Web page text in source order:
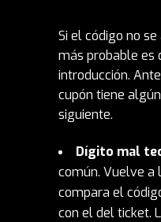
Si el código no
más probable es
introducción.
cupón tiene
siguiente.
Dígito mal
común. Vuelve a
compara el
con el del ticket.